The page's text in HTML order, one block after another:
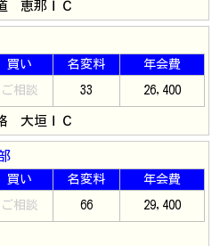
恵那ＩＣ
買い 名変料 年会費
ご相談 33 26,400
大垣ＩＣ
買い 名変料 年会費
ご相談 66 29,400